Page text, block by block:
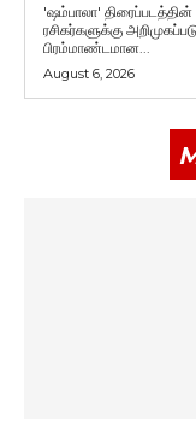
'ஷம்பாலா'
ரசிகர்களுக்கு
பிரம்மாண்டமான...
August 6, 2026